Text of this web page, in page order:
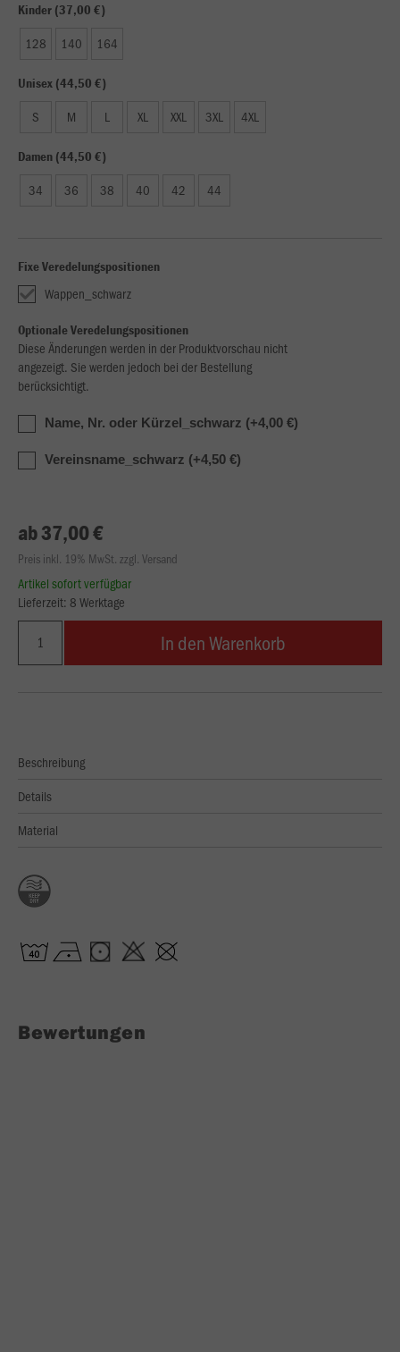
Kinder (37,00 €)
128 140 164
Unisex (44,50 €)
S M L XL XXL 3XL 4XL
Damen (44,50 €)
34 36 38 40 42 44
Fixe Veredelungspositionen
Wappen_schwarz
Optionale Veredelungspositionen
Diese Änderungen werden in der Produktvorschau nicht
angezeigt. Sie werden jedoch bei der Bestellung
berücksichtigt.
Name, Nr. oder Kürzel_schwarz (+4,00 €)
Vereinsname_schwarz (+4,50 €)
ab 37,00 €
Preis inkl. 19% MwSt. zzgl. Versand
Artikel sofort verfügbar
Lieferzeit: 8 Werktage
In den Warenkorb
Beschreibung
Details
Material
Bewertungen